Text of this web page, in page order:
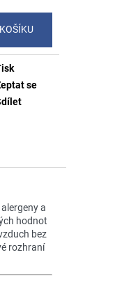
se
a
hodnot
bez
rozhraní